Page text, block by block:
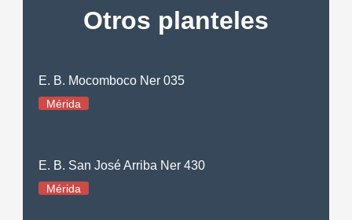
Otros planteles
E. B. Mocomboco Ner 035
Mérida
E. B. San José Arriba Ner 430
Mérida